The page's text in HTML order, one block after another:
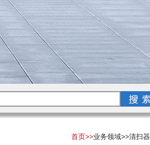
首页>>业务领域>>清扫器